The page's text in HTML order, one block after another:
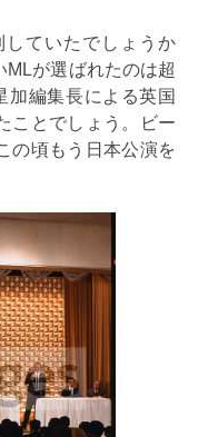
ていたでしょうか
MLが選ばれたのは超
加編集長による英国
ことでしょう。ビー
の頃もう日本公演を